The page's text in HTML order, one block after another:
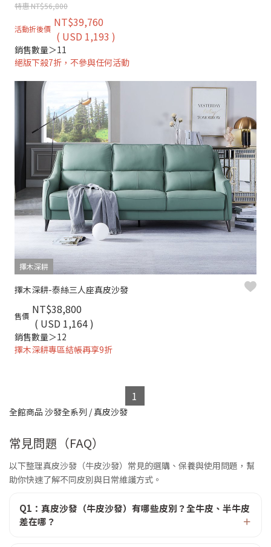
特惠 NT$56,800
活動折後價 NT$39,760
( USD 1,193 )
銷售數量＞11
絕版下殺7折，不參與任何活動
擇木深耕
擇木深耕-泰絲三人座真皮沙發
售價 NT$38,800
( USD 1,164 )
銷售數量＞12
擇木深耕專區結帳再享9折
1
全館商品 沙發全系列 /真皮沙發
常見問題（FAQ）
以下整理真皮沙發（牛皮沙發）常見的選購、保養與使用問題，幫
助你快速了解不同皮別與日常維護方式。
Q1：真皮沙發（牛皮沙發）有哪些皮別？全牛皮、半牛皮
差在哪？